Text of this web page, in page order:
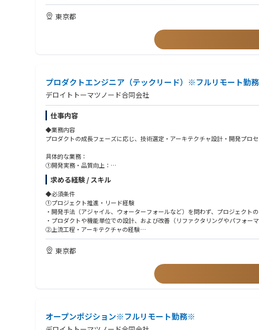
【具体的な業務】
・プロジェクト計画・マイルストーンの策定および進捗管理
・品質・生産性向上に向けた施策の企画・推進
■仕事の魅力
・AI-RAN／Open RANの商用化を支える開発推進の中核として活躍できます。
・最先端のRANソフトウエア開発を技術・プロジェクトマネジメントの両面から
・開発プロセスや開発体制の継続的な改善を通じて、開発組織全体へ大きなイ
・次世代モバイルネットワークの実現に貢献できます。
■応募資格(歓迎)
・C／C++などを用いた組込み／通信ソフトウエア開発経験
・Open RAN、vRAN、AI-RANなど次世代RANアーキテクチャに関する知識・開
・アジャイル開発、DevOpsに関する知識・実務経験
東京都
プロダクトエンジニア（テックリード）※フルリモート勤
デロイトトーマツノード合同会社
仕事内容
◆業務内容
プロダクトの成長フェーズに応じ、技術選定・アーキテクチャ設計・開発プロ
具体的な業務：
①開発実務・品質向上：
設計・開発（コーディング）に加え、コードレビュー、パフォーマンスチュー
②チームマネジメント・育成：
タスク分解、実行計画の策定、進捗・品質管理、メンバーへの技術サポートや教
③開発環境の最適化：
チーム運営の改善、開発環境の整備による開発効率の最大化
④ビジネスサイドとの連携：
プロダクトマネージャーやビジネスサイドのメンバーとコミュニケーションを取
案件事例：※本求人だけではなくD.Nodeでの過去案件を一部記載させていただ
・自動車業界クライアント向け：複数システムのデータを一元的に連携するクラ
・自動車業界クライアント向け：車両から発信される情報を集約、管理、活用
・自動車業界クライアント向け：車両から発信されるデータの蓄積と再利用のた
・電気通信事業クライアント向け：デジタルマーケティングシステムにおける
◆取り扱うソリューション
求める経験 / スキル
◆必須条件
①プロジェクト推進・リード経験
・開発手法（アジャイル、ウォーターフォールなど）を問わず、プロジェクト
・プロダクトや機能単位での設計、および改善（リファクタリングやパフォー
②上流工程・アーキテクチャの経験
要件定義、技術選定、アーキテクチャ設計の実務経験
③Webアプリケーションの開発経験
・Webアプリケーション開発におけるリード経験（バックエンド、フロントエ
・Web3関連の知識（ブロックチェーン等）
②チーム・組織のマネジメント経験
東京都
オープンポジション※フルリモート勤務※